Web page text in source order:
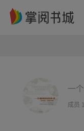
一
成员